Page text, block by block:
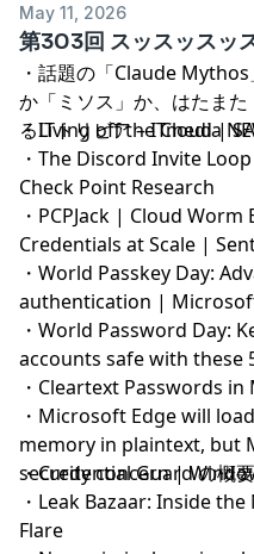
回帰の基本をしっかりする
のかもしれないですね。セ
つかったスクリプトを見
見の仕方が一段上がった
少し前まで補助ツールだっ
しないと痛い目見そう。
ティ事故対応アワードはま
May 11, 2026
第303回 スッスッスッ
・ 話題の「Claude Mythos
か「ミソス」か、はたま
るITトリビア – ITmedia
・Living off the Cloud |
・ The Discord Invite
Check Point Research
・ PCPJack | Cloud Worm
Credentials at Scale |
・ World Passkey Day:
authentication |
・ World Password Day:
accounts safe with these
・ Cleartext Passwords in
・ Microsoft Edge will
memory in plaintext, but
security concern |
・Credential Guard の概
・ Leak Bazaar: Inside
Flare